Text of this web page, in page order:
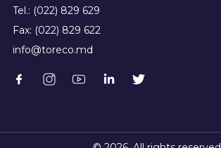
Tel.: (022) 829 629
Fax: (022) 829 622
info@toreco.md